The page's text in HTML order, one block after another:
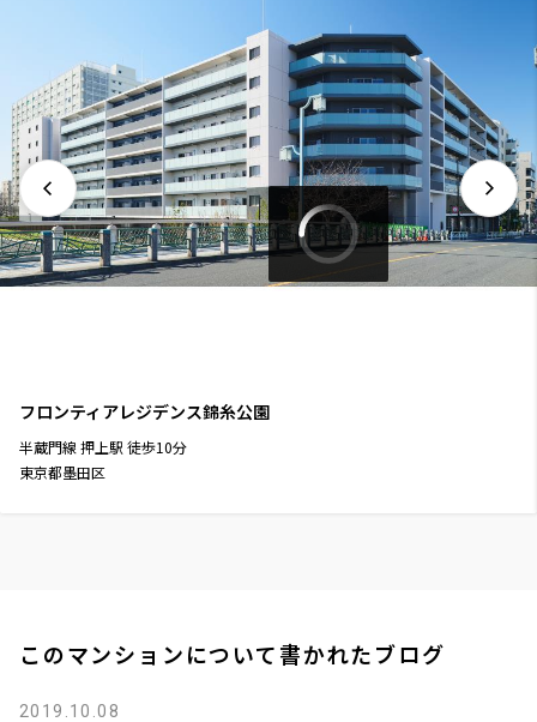
フロンティアレジデンス錦糸公園
半蔵門線 押上駅 徒歩10分
東京都墨田区
このマンションについて書かれたブログ
2019.10.08